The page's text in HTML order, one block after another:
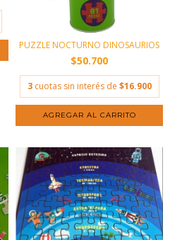
PUZZLE NOCTURNO DINOSAURIOS
$50.700
3 cuotas sin interés de $16.900